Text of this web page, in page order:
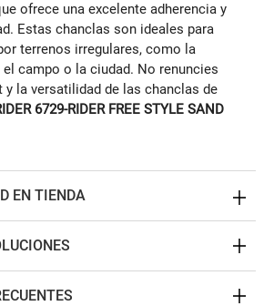
ofrece una excelente adherencia y
Estas chanclas son ideales para
terrenos irregulares, como la
el campo o la ciudad. No renuncies
y la versatilidad de las chanclas de
6729-RIDER FREE STYLE SAND
EN TIENDA